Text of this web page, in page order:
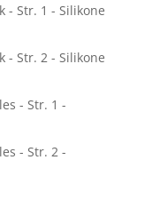
- Str. 1 - Silikone
- Str. 2 - Silikone
- Str. 1 -
- Str. 2 -